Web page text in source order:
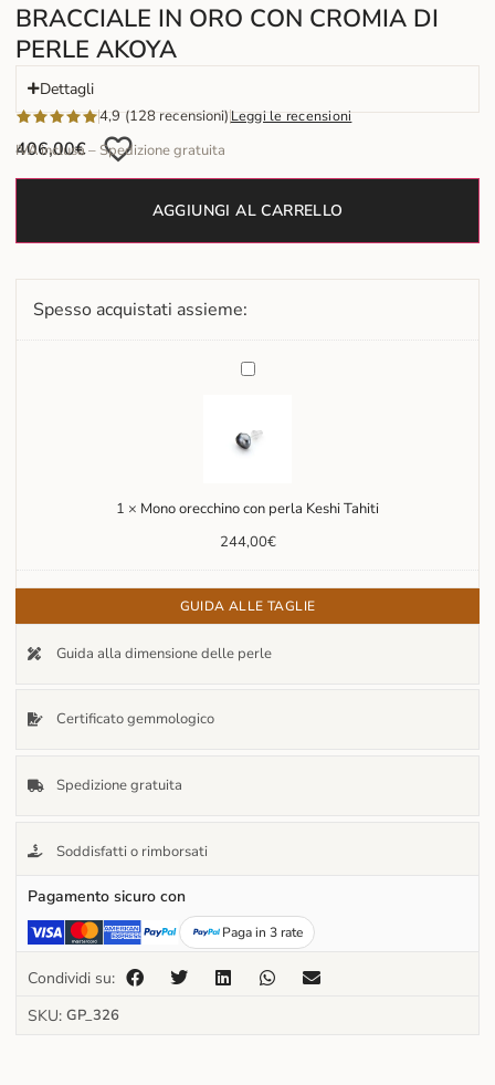
BRACCIALE IN ORO CON CROMIA DI
PERLE AKOYA
Dettagli
4,9 (128 recensioni)Leggi le recensioni
406,00€
IVA inclusa – Spedizione gratuita
AGGIUNGI AL CARRELLO
Spesso acquistati assieme:
Mono
orecchino
Keshi
Tahiti
1 × Mono orecchino con perla Keshi Tahiti
244,00€
GUIDA ALLE TAGLIE
Guida alla dimensione delle perle
Certificato gemmologico
Spedizione gratuita
Soddisfatti o rimborsati
Pagamento sicuro con
Paga in 3 rate
Condividi su:
SKU: GP_326